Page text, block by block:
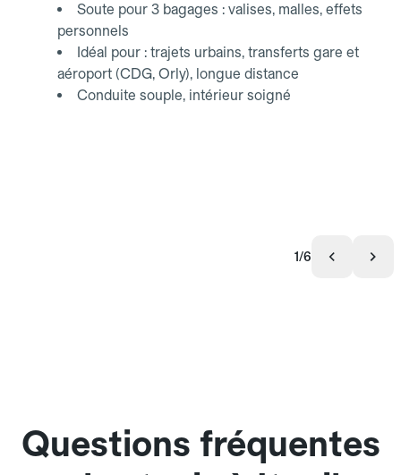
Soute pour 3 bagages : valises, malles, effets
personnels
Idéal pour : trajets urbains, transferts gare et
aéroport (CDG, Orly), longue distance
Conduite souple, intérieur soigné
1/6
Questions fréquentes